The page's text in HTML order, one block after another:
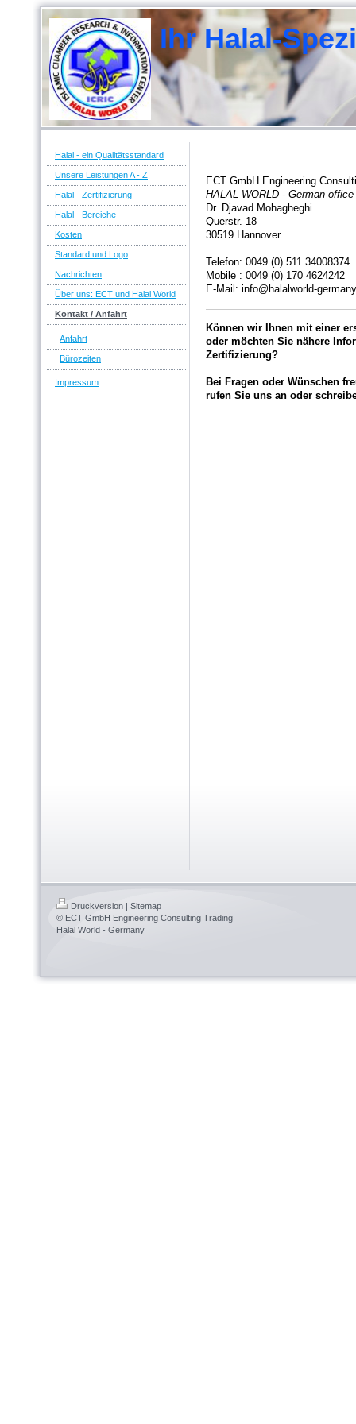
Ihr Halal-
Halal - ein Qualitätsstandard
Unsere Leistungen A - Z
Halal - Zertifizierung
Halal - Bereiche
Kosten
Standard und Logo
Nachrichten
Über uns: ECT und Halal World
Kontakt / Anfahrt
Anfahrt
Bürozeiten
Impressum
ECT GmbH Engineering
HALAL WORLD - German office
Dr. Djavad Mohagheghi
Querstr. 18
30519 Hannover
Telefon: 0049 (0) 511 34008374
Mobile : 0049 (0) 170 4624242
E-Mail: info@halalworld-
Können wir Ihnen mit einer
oder möchten Sie nähere
Zertifizierung?
Bei Fragen oder Wünschen
rufen Sie uns an oder
Druckversion | Sitemap
© ECT GmbH Engineering Consulting Trading
Halal World - Germany